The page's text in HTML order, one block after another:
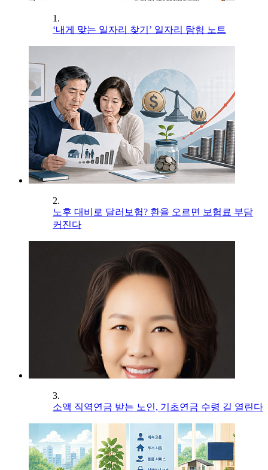
1.
‘내게 맞는 일자리 찾기’ 일자리 탐험 노트
2.
노후 대비로 달러보험? 환율 오르면 보험료 부담
커진다
3.
소액 직역연금 받는 노인, 기초연금 수령 길 열린다